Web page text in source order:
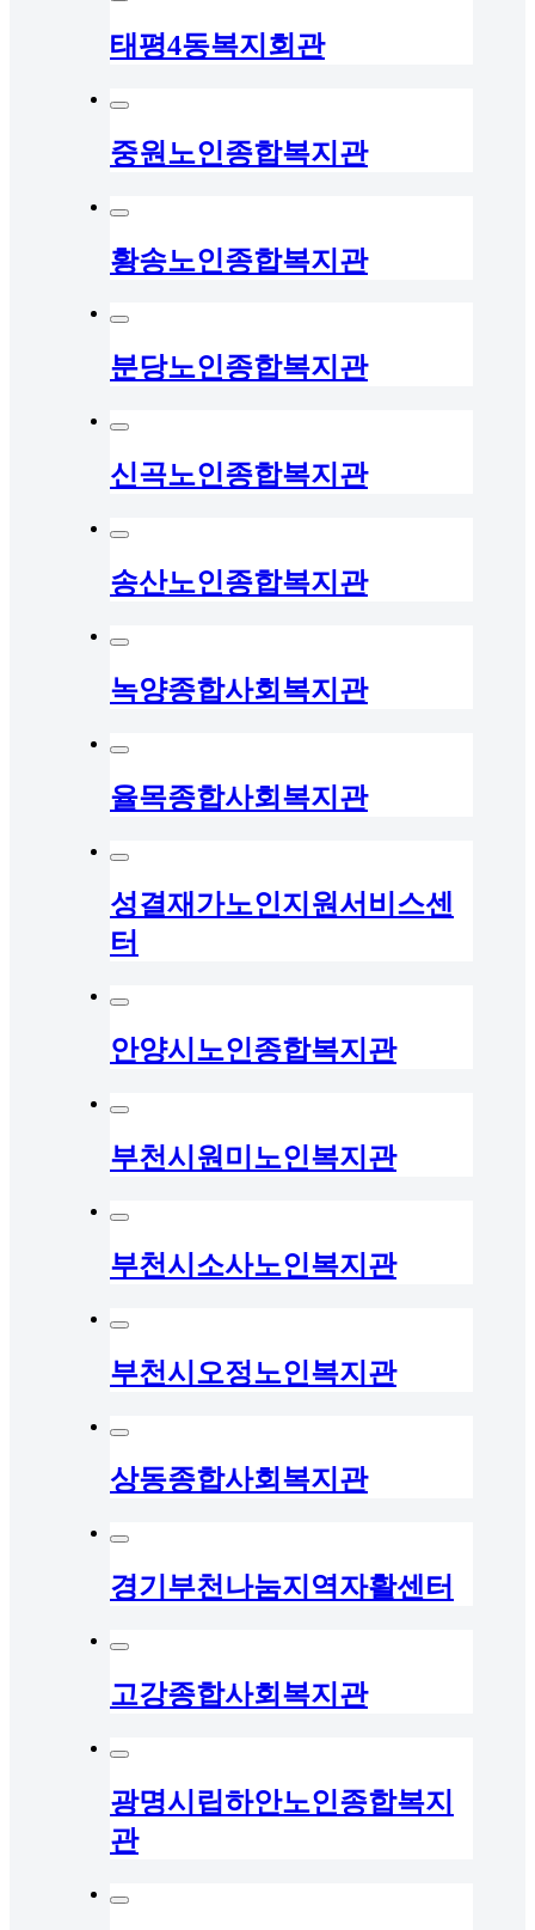
태평4동복지회관
중원노인종합복지관
황송노인종합복지관
분당노인종합복지관
신곡노인종합복지관
송산노인종합복지관
녹양종합사회복지관
율목종합사회복지관
성결재가노인지원서비스센
터
안양시노인종합복지관
부천시원미노인복지관
부천시소사노인복지관
부천시오정노인복지관
상동종합사회복지관
경기부천나눔지역자활센터
고강종합사회복지관
광명시립하안노인종합복지
관